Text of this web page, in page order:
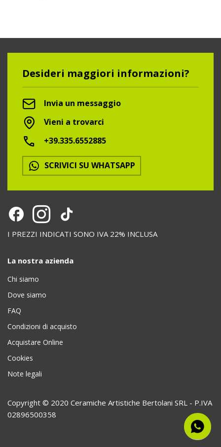
Desideri maggiori informazioni?
Invia un messaggio
Vieni a trovarci
+39.335.6552885
SCRIVICI SU WHATSAPP
I PREZZI INDICATI SONO IVA 22% INCLUSA
La nostra azienda
Chi siamo
Dove siamo
FAQ
Condizioni di acquisto
Acquistare Online
Cookies
Note legali
Copyright © 2020 Ceramiche Artistiche Bertolani SRL - P.IVA
02896500358